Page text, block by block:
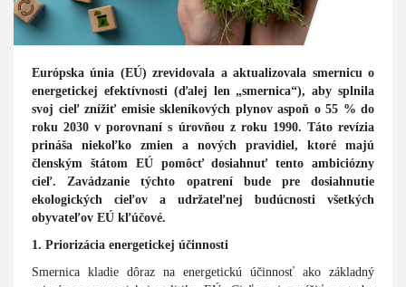
Európska únia (EÚ) zrevidovala a aktualizovala smernicu o
energetickej efektívnosti (ďalej len „smernica“), aby splnila
svoj cieľ znížiť emisie skleníkových plynov aspoň o 55 % do
roku 2030 v porovnaní s úrovňou z roku 1990. Táto revízia
prináša niekoľko zmien a nových pravidiel, ktoré majú
členským štátom EÚ pomôcť dosiahnuť tento ambiciózny
cieľ. Zavádzanie týchto opatrení bude pre dosiahnutie
ekologických cieľov a udržateľnej budúcnosti všetkých
obyvateľov EÚ kľúčové.
1. Priorizácia energetickej účinnosti
Smernica kladie dôraz na energetickú účinnosť ako základný